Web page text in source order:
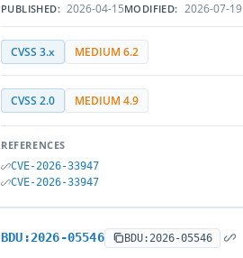
PUBLISHED: 2026-04-15MODIFIED: 2026-07-19
CVSS 3.x MEDIUM 6.2
CVSS 2.0 MEDIUM 4.9
REFERENCES
CVE-2026-33947
CVE-2026-33947
BDU:2026-05546 BDU:2026-05546